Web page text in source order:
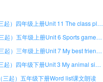
Team!
！
！
辽师大（三起）四年级上册Unit 11 The class play课文朗读
辽师大（三起）五年级上册Unit 6 Sports games课文朗读
辽师大（三起）三年级上册Unit 7 My best friend课文朗读
辽师大（三起）四年级下册Unit 3 My animal sign课文朗读
三起）五年级下册Word list课文朗读